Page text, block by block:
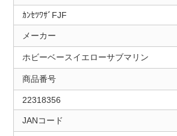
ｶﾝｾﾂﾜｻﾞFJF
メーカー
ホビーベースイエローサブマリン
商品番号
22318356
JANコード